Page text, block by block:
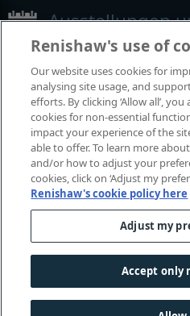
Ausstellungen
© 2001-2024 Renishaw plc. Alle
Kontaktieren Sie uns|
Zugänglichkeit
Renishaw's use of
Our website uses cookies for
analysing site usage, and
efforts. By clicking ‘Allow all’,
cookies for non-essential
impact your experience of the
able to offer. To learn more
and/or how to adjust your
cookies, click on ‘Adjust my
Renishaw's cookie policy here
Adjust my
Accept only